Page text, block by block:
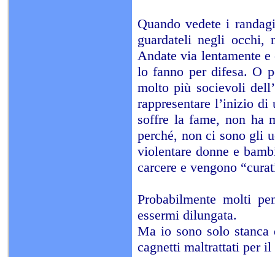
Quando vedete i
guardateli negli occhi,
Andate via lentamente
lo fanno per difesa. O
molto più socievoli
rappresentare l’inizio
soffre la fame, non ha
perché, non ci sono gli
violentare donne e
carcere e vengono
Probabilmente molti
essermi dilungata.
Ma io sono solo
cagnetti maltrattati per